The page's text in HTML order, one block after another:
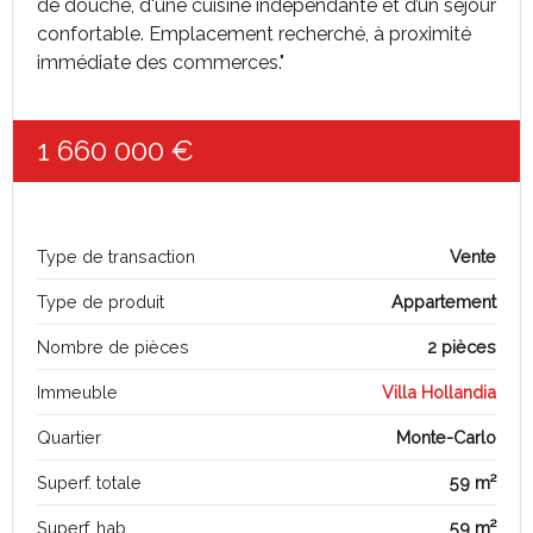
de douche, d'une cuisine indépendante et d’un séjour
confortable. Emplacement recherché, à proximité
immédiate des commerces."
1 660 000 €
Type de transaction Vente
Type de produit Appartement
Nombre de pièces 2 pièces
Immeuble Villa Hollandia
Quartier Monte-Carlo
Superf. totale 59 m²
Superf. hab. 59 m²